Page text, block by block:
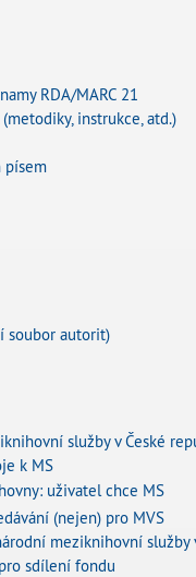
RDA/MARC 21
instrukce, atd.)
písem
soubor autorit)
služby v České
k MS
uživatel chce MS
(nejen) pro MVS
meziknihovní služby
sdílení fondu